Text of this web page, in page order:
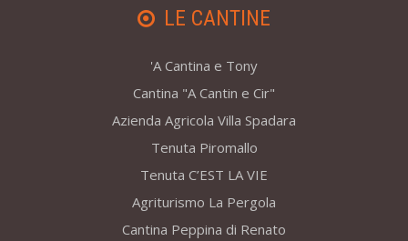
LE CANTINE
'A Cantina e Tony
Cantina "A Cantin e Cir"
Azienda Agricola Villa Spadara
Tenuta Piromallo
Tenuta C’EST LA VIE
Agriturismo La Pergola
Cantina Peppina di Renato